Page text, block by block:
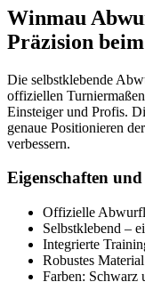
Winmau
Präzision
Die selbstklebende
offiziellen
Einsteiger und Profis.
genaue Positionieren
verbessern.
Eigenschaften
Offizielle
Selbstklebend –
Integrierte
Robustes
Farben: Schwarz